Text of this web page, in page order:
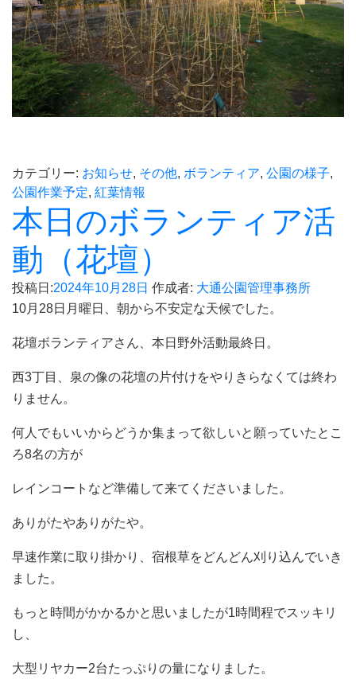
カテゴリー: お知らせ, その他, ボランティア, 公園の様子,
公園作業予定, 紅葉情報
本日のボランティア活
動（花壇）
投稿日:2024年10月28日 作成者: 大通公園管理事務所
10月28日月曜日、朝から不安定な天候でした。
花壇ボランティアさん、本日野外活動最終日。
西3丁目、泉の像の花壇の片付けをやりきらなくては終わ
りません。
何人でもいいからどうか集まって欲しいと願っていたとこ
ろ8名の方が
レインコートなど準備して来てくださいました。
ありがたやありがたや。
早速作業に取り掛かり、宿根草をどんどん刈り込んでいき
ました。
もっと時間がかかるかと思いましたが1時間程でスッキリ
し、
大型リヤカー2台たっぷりの量になりました。